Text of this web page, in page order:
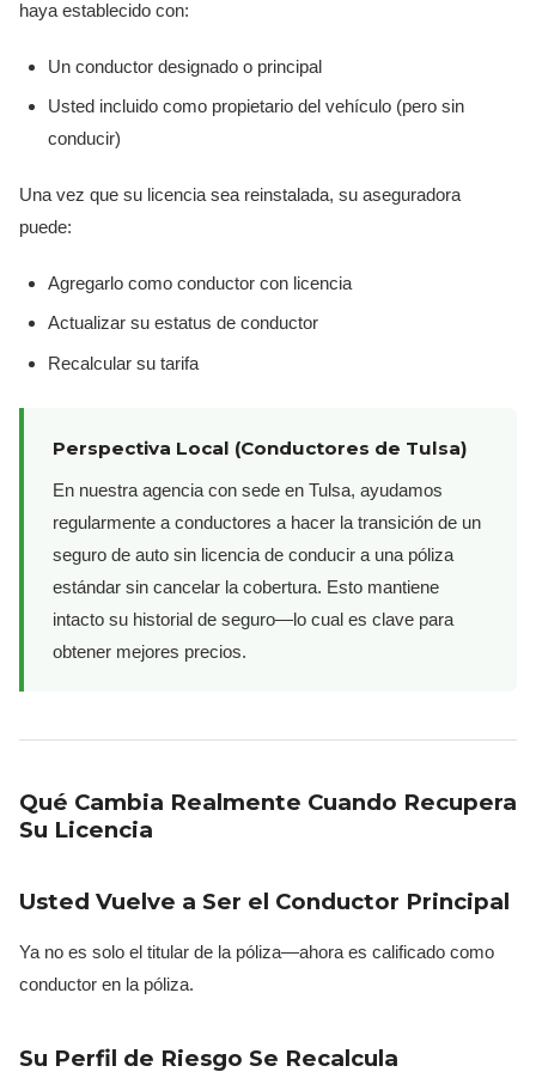
haya establecido con:
Un conductor designado o principal
Usted incluido como propietario del vehículo (pero sin
conducir)
Una vez que su licencia sea reinstalada, su aseguradora
puede:
Agregarlo como conductor con licencia
Actualizar su estatus de conductor
Recalcular su tarifa
Perspectiva Local (Conductores de Tulsa)
En nuestra agencia con sede en Tulsa, ayudamos
regularmente a conductores a hacer la transición de un
seguro de auto sin licencia de conducir a una póliza
estándar sin cancelar la cobertura. Esto mantiene
intacto su historial de seguro—lo cual es clave para
obtener mejores precios.
Qué Cambia Realmente Cuando Recupera
Su Licencia
Usted Vuelve a Ser el Conductor Principal
Ya no es solo el titular de la póliza—ahora es calificado como
conductor en la póliza.
Su Perfil de Riesgo Se Recalcula